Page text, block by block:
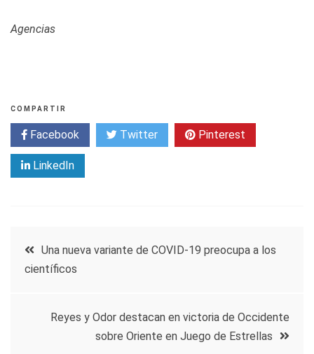
Agencias
COMPARTIR
Facebook Twitter Pinterest
LinkedIn
Navegación
entradas
Una nueva variante de COVID-19 preocupa a los
científicos
Reyes y Odor destacan en victoria de Occidente
sobre Oriente en Juego de Estrellas